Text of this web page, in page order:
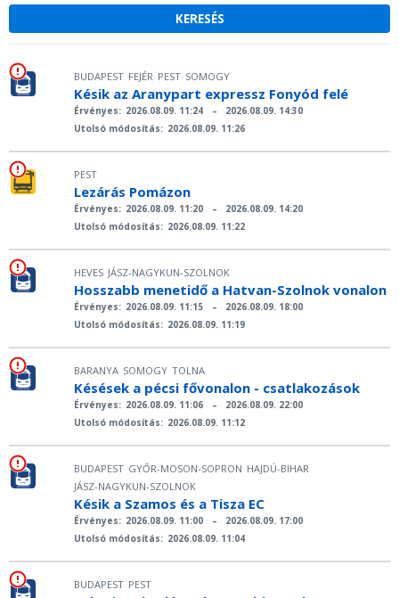
BUDAPEST FEJÉR PEST SOMOGY
Késik az Aranypart expressz Fonyód felé
Érvényes: 2026.08.09. 11:24 –
2026.08.09. 14:30
Utolsó módosítás: 2026.08.09. 11:26
PEST
Lezárás Pomázon
Érvényes: 2026.08.09. 11:20 –
2026.08.09. 14:20
Utolsó módosítás: 2026.08.09. 11:22
HEVES JÁSZ-NAGYKUN-SZOLNOK
Hosszabb menetidő a Hatvan-Szolnok vonalon
Érvényes: 2026.08.09. 11:15 –
2026.08.09. 18:00
Utolsó módosítás: 2026.08.09. 11:19
BARANYA SOMOGY TOLNA
Késések a pécsi fővonalon - csatlakozások
Érvényes: 2026.08.09. 11:06 –
2026.08.09. 22:00
Utolsó módosítás: 2026.08.09. 11:12
BUDAPEST GYŐR-MOSON-SOPRON HAJDÚ-BIHAR
JÁSZ-NAGYKUN-SZOLNOK
Késik a Szamos és a Tisza EC
Érvényes: 2026.08.09. 11:00 –
2026.08.09. 17:00
Utolsó módosítás: 2026.08.09. 11:04
BUDAPEST PEST